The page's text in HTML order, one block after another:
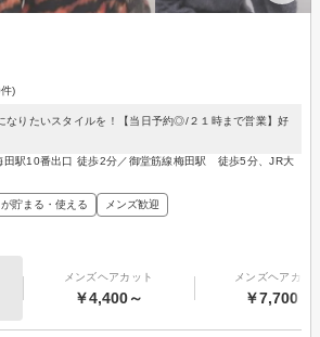
)
なりたいスタイルを！【当日予約◎/２１時まで営業】好
駅10番出口 徒歩2分／御堂筋線梅田駅 徒歩5分、JR大
貯まる・使える メンズ歓迎
メンズヘアカット
￥4,400～
メンズヘアカラ
￥7,700～